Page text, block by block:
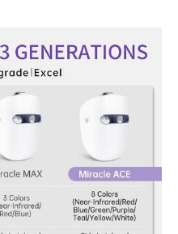
rapidement
problèmes et vous
le meilleur
client.